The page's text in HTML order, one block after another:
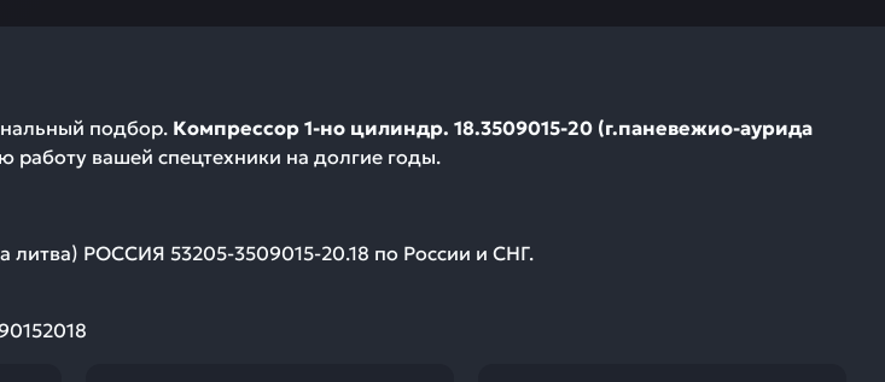
подбор. Компрессор 1-но цилиндр. 18.3509015-20 (г.паневежио-аурида
работу вашей спецтехники на долгие годы.
литва) РОССИЯ 53205-3509015-20.18 по России и СНГ.